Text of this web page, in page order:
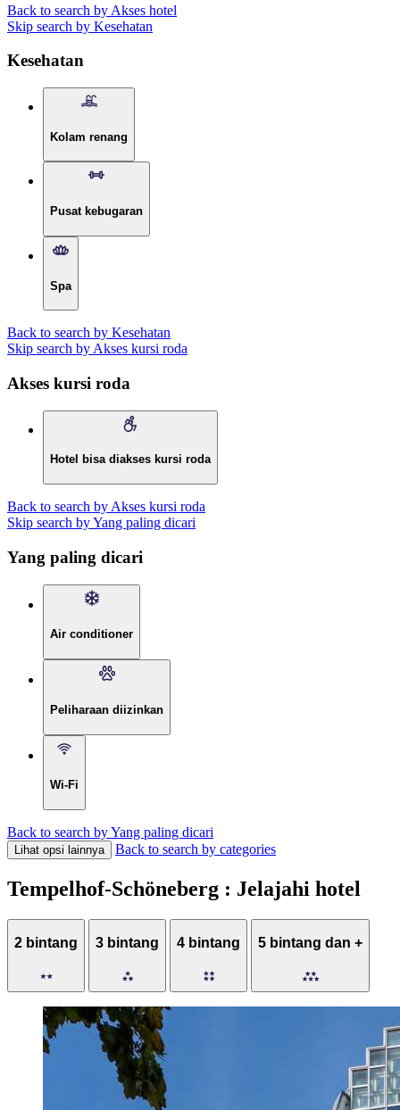
Back to search by Akses hotel
Skip search by Kesehatan
Kesehatan
Kolam renang
Pusat kebugaran
Spa
Back to search by Kesehatan
Skip search by Akses kursi roda
Akses kursi roda
Hotel bisa diakses kursi roda
Back to search by Akses kursi roda
Skip search by Yang paling dicari
Yang paling dicari
Air conditioner
Peliharaan diizinkan
Wi-Fi
Back to search by Yang paling dicari
Lihat opsi lainnya Back to search by categories
Tempelhof-Schöneberg : Jelajahi hotel
2 bintang 3 bintang 4 bintang 5 bintang dan +